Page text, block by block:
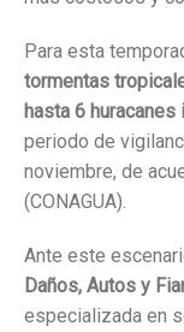
Para esta
tormentas
hasta 6
periodo de
noviembre, de
(CONAGUA).
Ante este
Daños, Autos y
especializada en